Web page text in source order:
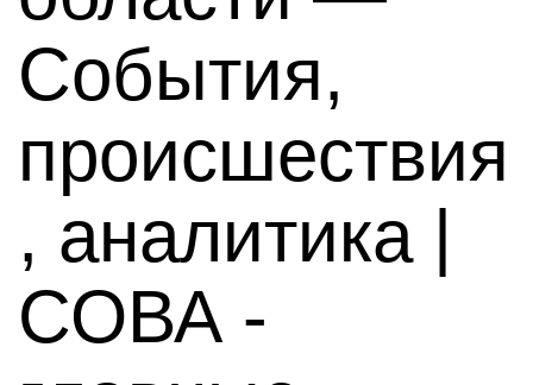
События,
происшествия
, аналитика |
СОВА -